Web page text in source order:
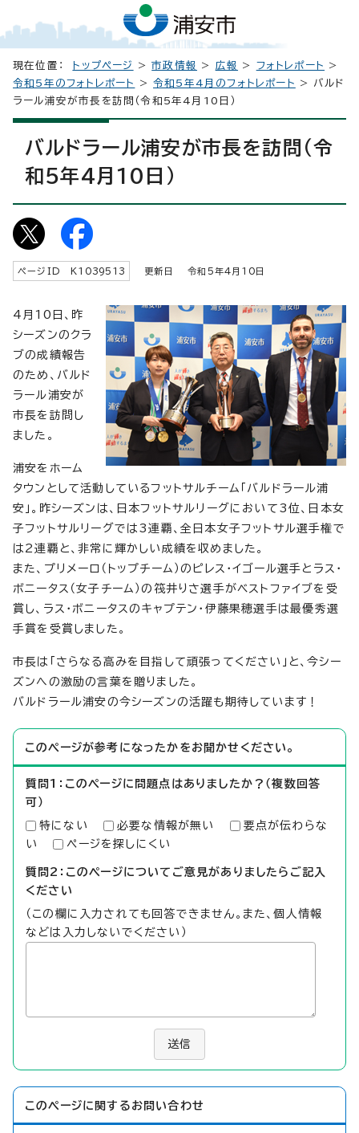
現在位置： トップページ >市政情報 > 広報 > フォトレポート
>
令和5年のフォトレポート
>令和5年4月のフォトレポート
> バルド
ラール浦安が市長を訪問（令和5年4月10日）
バルドラール浦安が市長を訪問（令
和5年4月10日）
ページID K 1039513 更新日 令和5年4月 10 日
4月10日、昨
シーズンのクラ
ブの成績報告
のため、バルド
ラール浦安が
市長を訪問し
ました。
浦安をホーム
タウンとして活動しているフットサルチーム「バルドラール浦
安」。昨シーズンは、日本フットサルリーグにおいて3位、日本女
子フットサルリーグでは3連覇、全日本女子フットサル選手権で
は2連覇と、非常に輝かしい成績を収めました。
また、プリメーロ（トップチーム）のピレス・イゴール選手とラス・
ボニータス（女子チーム）の筏井りさ選手がベストファイブを受
賞し、ラス・ボニータスのキャプテン・伊藤果穂選手は最優秀選
手賞を受賞しました。
市長は「さらなる高みを目指して頑張ってください」と、今シー
ズンへの激励の言葉を贈りました。
バルドラール浦安の今シーズンの活躍も期待しています！
このページが参考になったかをお聞かせください。
質問1：このページに問題点はありましたか？（複数回答
可）
特にない 必要な情報が無い
要点が伝わらな
い
ページを探しにくい
質問2：このページについてご意見がありましたらご記入
ください
（この欄に入力されても回答できません。また、個人情報
などは入力しないでください）
送信
このページに関する お問い合わせ